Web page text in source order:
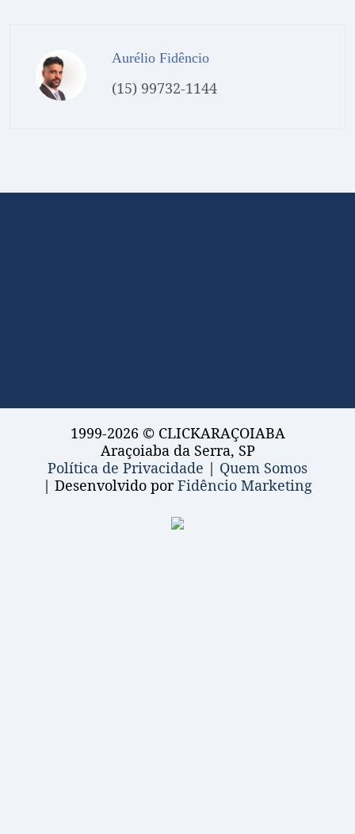
Aurélio Fidêncio
(15) 99732-1144
1999-2026 © CLICKARAÇOIABA
Araçoiaba da Serra, SP
Política de Privacidade | Quem Somos
| Desenvolvido porFidêncio Marketing